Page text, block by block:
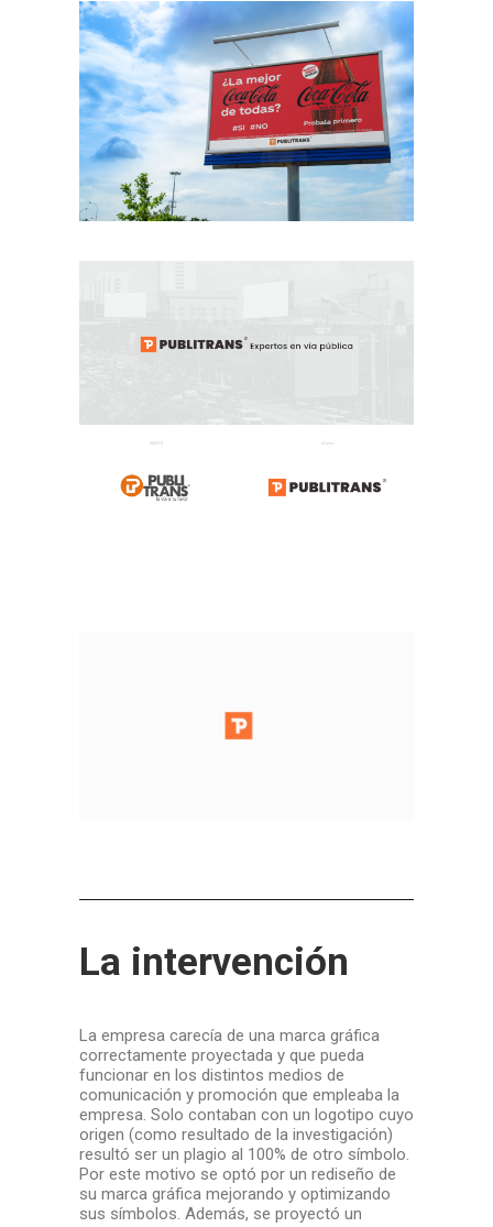
La intervención
La empresa carecía de una marca gráfica
correctamente proyectada y que pueda
funcionar en los distintos medios de
comunicación y promoción que empleaba la
empresa. Solo contaban con un logotipo cuyo
origen (como resultado de la investigación)
resultó ser un plagio al 100% de otro símbolo.
Por este motivo se optó por un rediseño de
su marca gráfica mejorando y optimizando
sus símbolos. Además, se proyectó un